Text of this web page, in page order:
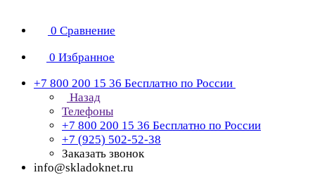
0 Сравнение
0 Избранное
+7 800 200 15 36 Бесплатно по России
Назад
Телефоны
+7 800 200 15 36 Бесплатно по России
+7 (925) 502-52-38
Заказать звонок
info@skladoknet.ru